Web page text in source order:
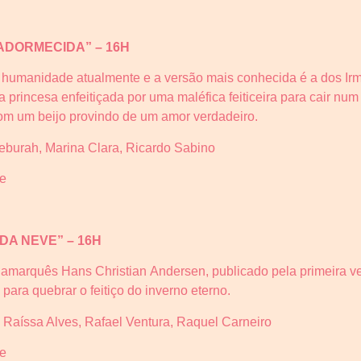
– 16H
atualmente e a versão mais conhecida é a dos
princesa enfeitiçada por uma maléfica feiticeira para cair
um beijo provindo de um amor verdadeiro.
Marina Clara, Ricardo Sabino
NEVE” – 16H
Hans Christian Andersen, publicado pela primeira
quebrar o feitiço do inverno eterno.
Alves, Rafael Ventura, Raquel Carneiro